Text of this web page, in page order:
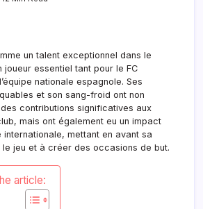
un talent exceptionnel dans le
joueur essentiel tant pour le FC
nationale espagnole. Ses
et son sang-froid ont non
contributions significatives aux
mais ont également eu un impact
mettant en avant sa
jeu et à créer des occasions de but.
article: